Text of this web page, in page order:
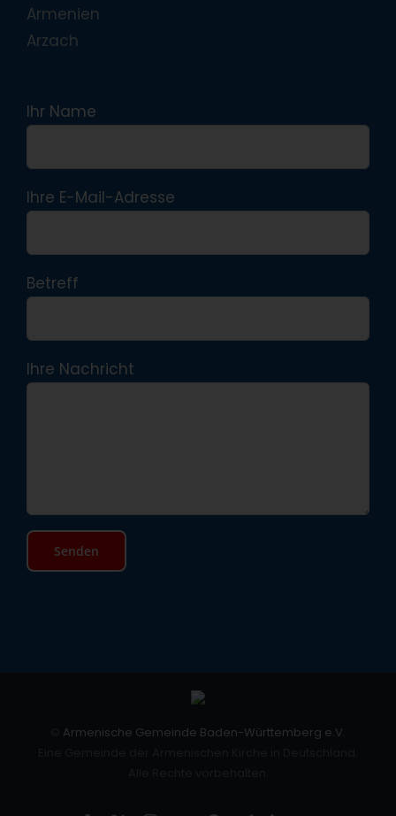
Armenien
Arzach
Ihr Name
Ihre E-Mail-Adresse
Betreff
Ihre Nachricht
Armenische Gemeinde Baden-Württemberg e.V.